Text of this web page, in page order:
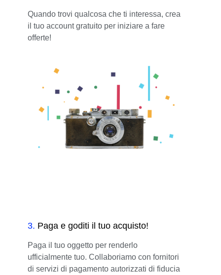
Quando trovi qualcosa che ti interessa, crea
il tuo account gratuito per iniziare a fare
offerte!
3. Paga e goditi il tuo acquisto!
Paga il tuo oggetto per renderlo
ufficialmente tuo. Collaboriamo con fornitori
di servizi di pagamento autorizzati di fiducia